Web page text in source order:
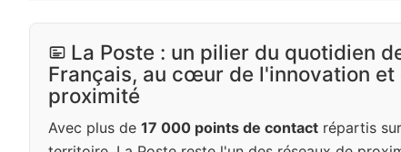
La Poste : un pilier du quotidien
Français, au cœur de l'innovation et
proximité
Avec plus de 17 000 points de contact répartis